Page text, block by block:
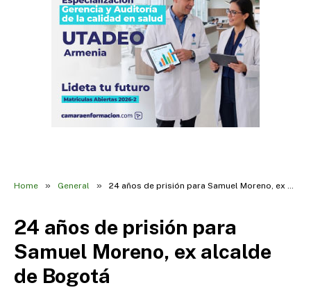
Home » General » 24 años de prisión para Samuel Moreno, ex alcalde de Bogotá
24 años de prisión para
Samuel Moreno, ex alcalde
de Bogotá